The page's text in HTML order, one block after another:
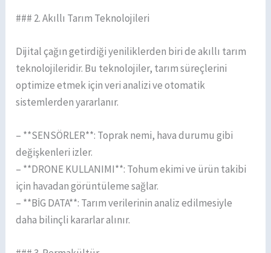
### 2. Akıllı Tarım Teknolojileri
Dijital çağın getirdiği yeniliklerden biri de akıllı tarım
teknolojileridir. Bu teknolojiler, tarım süreçlerini
optimize etmek için veri analizi ve otomatik
sistemlerden yararlanır.
– **SENSÖRLER**: Toprak nemi, hava durumu gibi
değişkenleri izler.
– **DRONE KULLANIMI**: Tohum ekimi ve ürün takibi
için havadan görüntüleme sağlar.
– **BİG DATA**: Tarım verilerinin analiz edilmesiyle
daha bilinçli kararlar alınır.